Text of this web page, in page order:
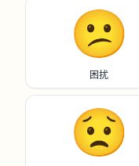
😕
困扰
😟